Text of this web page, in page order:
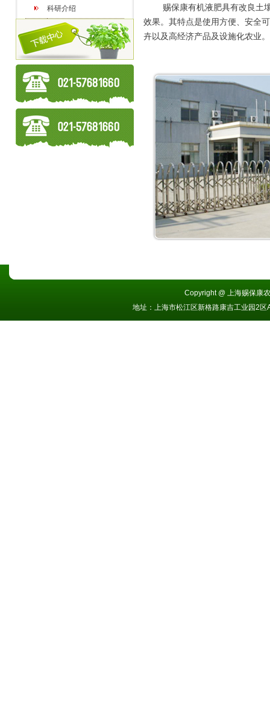
科研介绍
赐保康有机液肥具有改良土壤
效果。其特点是使用方便、安全
卉以及高经济产品及设施化农业。
Copyright @ 上海赐保康
地址：上海市松江区新格路康吉工业园2